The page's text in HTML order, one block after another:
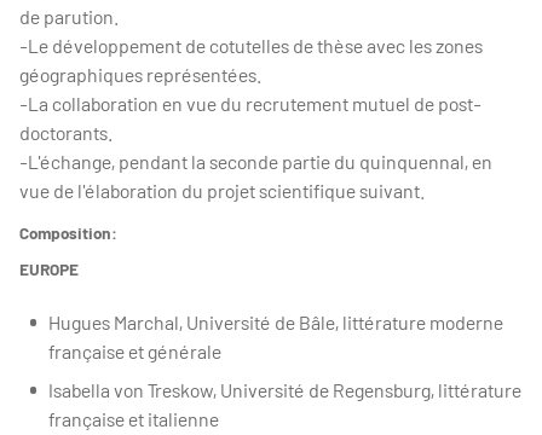
de parution.
-Le développement de cotutelles de thèse avec les zones
géographiques représentées.
-La collaboration en vue du recrutement mutuel de post-
doctorants.
-L'échange, pendant la seconde partie du quinquennal, en
vue de l'élaboration du projet scientifique suivant.
Composition:
EUROPE
Hugues Marchal, Université de Bâle, littérature moderne
française et générale
Isabella von Treskow, Université de Regensburg, littérature
française et italienne